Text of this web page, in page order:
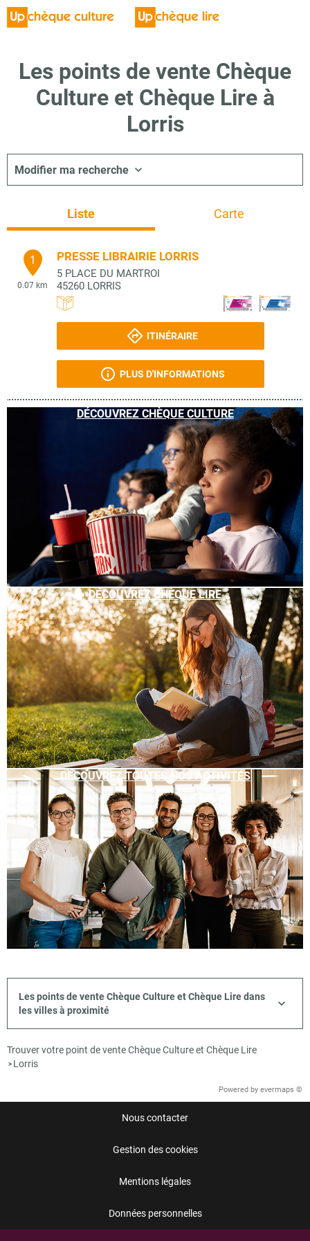
Les points de vente Chèque
Culture et Chèque Lire à
Lorris
Modifier ma recherche
Liste Carte
1
0.07 km
PRESSE LIBRAIRIE LORRIS
5 PLACE DU MARTROI
45260 LORRIS
ITINÉRAIRE
PLUS D'INFORMATIONS
DÉCOUVREZ CHÈQUE CULTURE
DÉCOUVREZ CHÈQUE LIRE
DÉCOUVREZ TOUTES NOS ACTIVITÉS
Les points de vente Chèque Culture et Chèque Lire dans
les villes à proximité
Trouver votre point de vente Chèque Culture et Chèque Lire
> Lorris
Powered by evermaps ©
Nous contacter
Gestion des cookies
Mentions légales
Données personnelles